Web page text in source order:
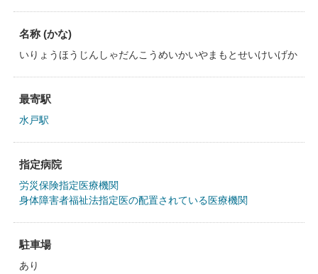
名称 (かな)
いりょうほうじんしゃだんこうめいかいやまもとせいけいげか
最寄駅
水戸駅
指定病院
労災保険指定医療機関
身体障害者福祉法指定医の配置されている医療機関
駐車場
あり